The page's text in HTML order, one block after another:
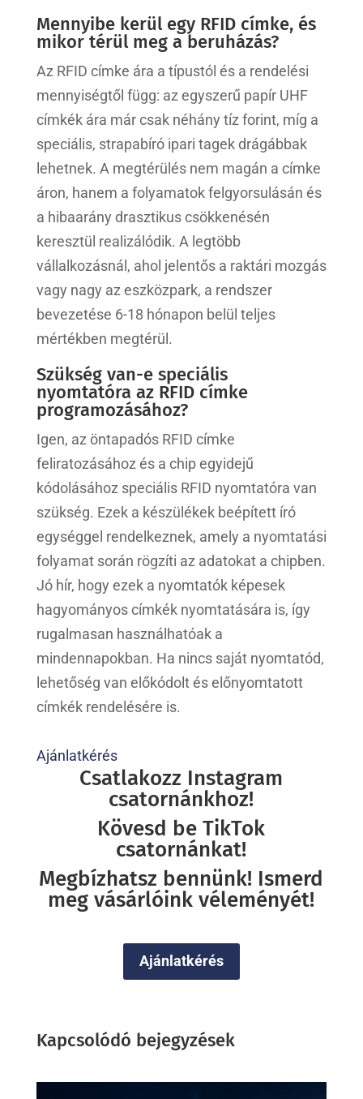
Mennyibe kerül egy RFID címke, és
mikor térül meg a beruházás?
Az RFID címke ára a típustól és a rendelési
mennyiségtől függ: az egyszerű papír UHF
címkék ára már csak néhány tíz forint, míg a
speciális, strapabíró ipari tagek drágábbak
lehetnek. A megtérülés nem magán a címke
áron, hanem a folyamatok felgyorsulásán és
a hibaarány drasztikus csökkenésén
keresztül realizálódik. A legtöbb
vállalkozásnál, ahol jelentős a raktári mozgás
vagy nagy az eszközpark, a rendszer
bevezetése 6-18 hónapon belül teljes
mértékben megtérül.
Szükség van-e speciális
nyomtatóra az RFID címke
programozásához?
Igen, az öntapadós RFID címke
feliratozásához és a chip egyidejű
kódolásához speciális RFID nyomtatóra van
szükség. Ezek a készülékek beépített író
egységgel rendelkeznek, amely a nyomtatási
folyamat során rögzíti az adatokat a chipben.
Jó hír, hogy ezek a nyomtatók képesek
hagyományos címkék nyomtatására is, így
rugalmasan használhatóak a
mindennapokban. Ha nincs saját nyomtatód,
lehetőség van előkódolt és előnyomtatott
címkék rendelésére is.
Ajánlatkérés
Csatlakozz Instagram
csatornánkhoz!
Kövesd be TikTok
csatornánkat!
Megbízhatsz bennünk! Ismerd
meg vásárlóink véleményét!
Ajánlatkérés
Kapcsolódó bejegyzések